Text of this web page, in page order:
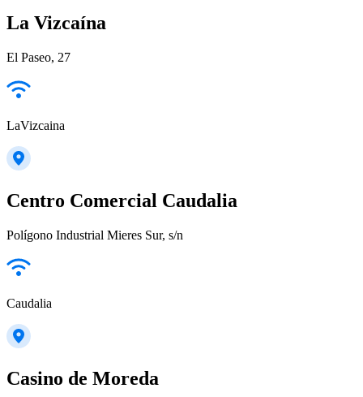
La Vizcaína
El Paseo, 27
LaVizcaina
Centro Comercial Caudalia
Polígono Industrial Mieres Sur, s/n
Caudalia
Casino de Moreda